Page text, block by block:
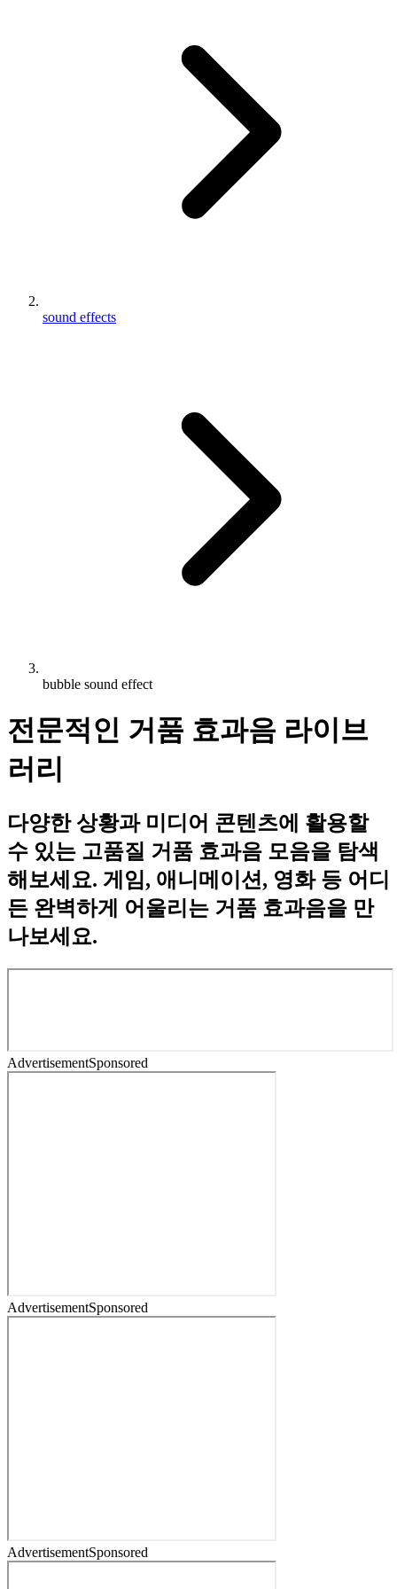
sound effects
bubble sound effect
전문적인 거품 효과음 라이브
러리
다양한 상황과 미디어 콘텐츠에 활용할
수 있는 고품질 거품 효과음 모음을 탐색
해보세요. 게임, 애니메이션, 영화 등 어디
든 완벽하게 어울리는 거품 효과음을 만
나보세요.
AdvertisementSponsored
AdvertisementSponsored
AdvertisementSponsored